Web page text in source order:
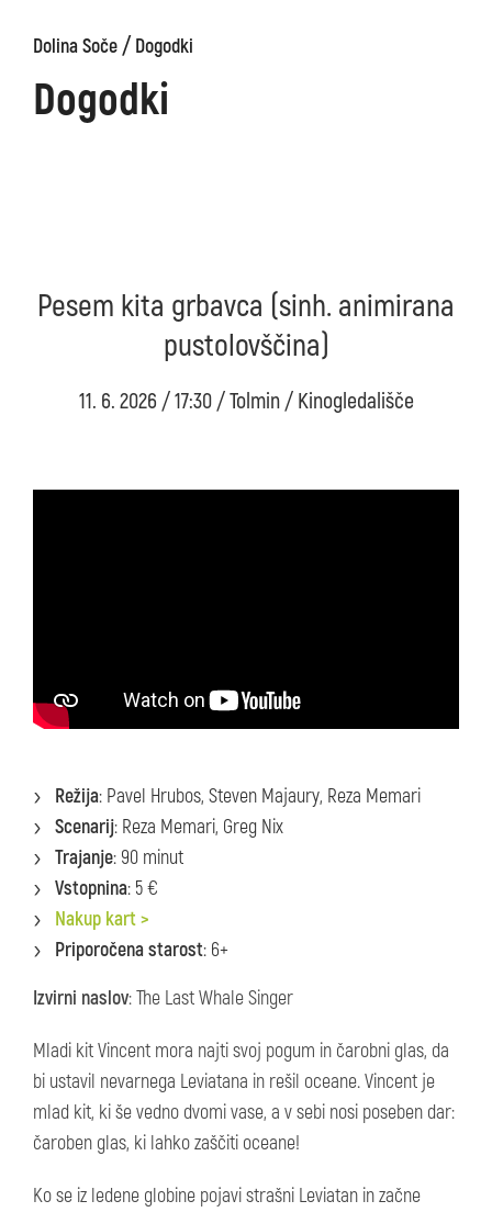
Dolina Soče/Dogodki
Dogodki
Pesem kita grbavca (sinh. animirana
pustolovščina)
11. 6. 2026 / 17:30 / Tolmin / Kinogledališče
Režija: Pavel Hrubos, Steven Majaury, Reza Memari
Scenarij: Reza Memari, Greg Nix
Trajanje: 90 minut
Vstopnina: 5 €
Nakup kart >
Priporočena starost: 6+
Izvirni naslov: The Last Whale Singer
Mladi kit Vincent mora najti svoj pogum in čarobni glas, da
bi ustavil nevarnega Leviatana in rešil oceane. Vincent je
mlad kit, ki še vedno dvomi vase, a v sebi nosi poseben dar:
čaroben glas, ki lahko zaščiti oceane!
Ko se iz ledene globine pojavi strašni Leviatan in začne